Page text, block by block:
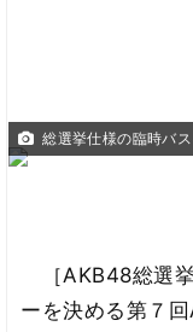
総選挙仕様の臨時バ
［AKB48総選
ーを決める第７